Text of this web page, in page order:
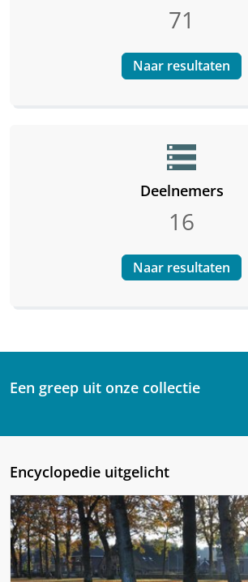
71
Naar resultaten
storage
Deelnemers
16
Naar resultaten
Een greep uit onze collectie
Encyclopedie uitgelicht